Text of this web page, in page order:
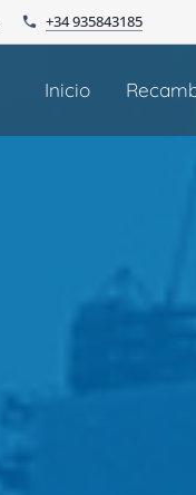
+34 935843185
Inicio